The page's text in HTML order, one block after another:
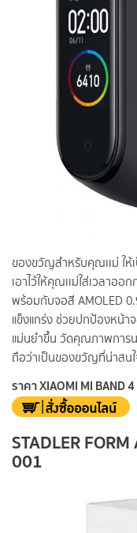
ของขวัญสำหรับคุณเเม่ ให้
เอาไว้ให้คุณเเม่ใส่เวลาออ
พร้อมกับจอสี AMOLED
แข็งแกร่ง ช่วยปกป้องหน้า
แม่นยำขึ้น วัดคุณภาพการ
ถือว่าเป็นของขวัญที่น่าสน
ราคา XIAOMI MI BAND
STADLER
001